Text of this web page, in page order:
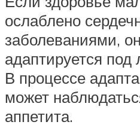
ослаблено
заболеваниями,
адаптируется
В процессе
может
аппетита.